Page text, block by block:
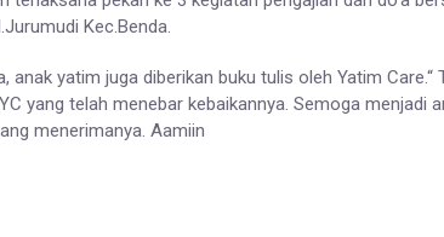
Kec.Benda.
anak yatim juga diberikan buku tulis oleh Yatim Care.“
yang telah menebar kebaikannya. Semoga menjadi
menerimanya. Aamiin